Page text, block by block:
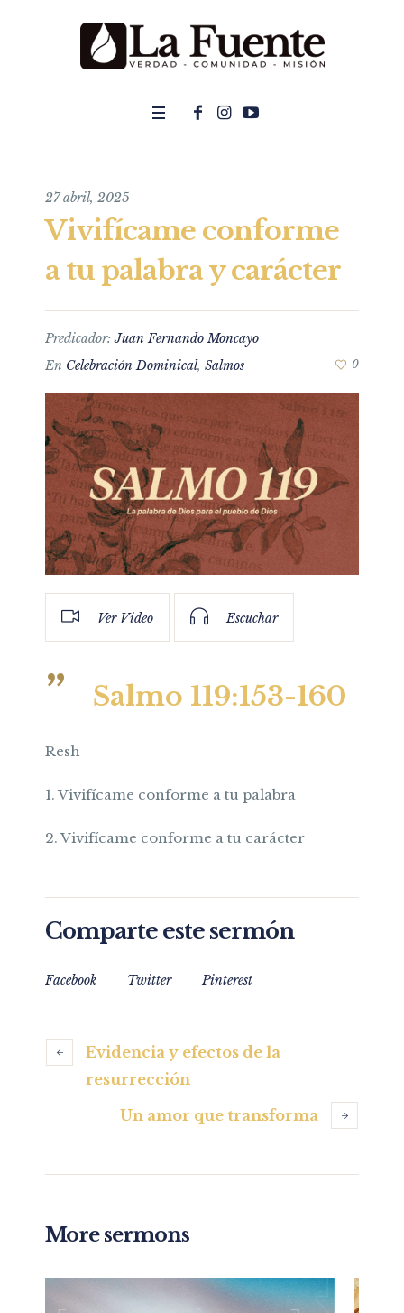
27 abril, 2025
Vivifícame conforme
a tu palabra y carácter
Predicador:Juan Fernando Moncayo
En Celebración Dominical, Salmos 0
Ver Video Escuchar
Salmo 119:153-160
Resh
1. Vivifícame conforme a tu palabra
2. Vivifícame conforme a tu carácter
Comparte este sermón
Facebook Twitter Pinterest
Evidencia y efectos de la
resurrección
Un amor que transforma
More sermons